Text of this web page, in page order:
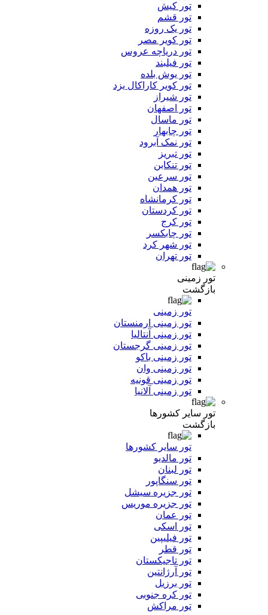
تور کیش
تور قشم
تور یک روزه
تور کویر مصر
تور دریاچه عروس
تور فیلبند
تور یوش بلده
تور کویر کاراکال یزد
تور شیراز
تور اصفهان
تور ماسال
تور چابهار
تور نمک آبرود
تور تبریز
تور تنکابن
تور سرعین
تور همدان
تور کرمانشاه
تور کردستان
تور کرج
تور چابکسر
تور شهر کرد
تور تهران
تور زمینی
بازگشت
تور زمینی
تور زمینی ارمنستان
تور زمینی آنتالیا
تور زمینی گرجستان
تور زمینی باکو
تور زمینی وان
تور زمینی قونیه
تور زمینی آلانیا
تور سایر کشورها
بازگشت
تور سایر کشورها
تور مالدیو
تور لبنان
تور سنگاپور
تور جزیره سیشل
تور جزیره موریس
تور عمان
تور اسکی
تور فیلیپین
تور قطر
تور تاجیکستان
تور آرژانتین
تور برزیل
تور کره جنوبی
تور مراکش